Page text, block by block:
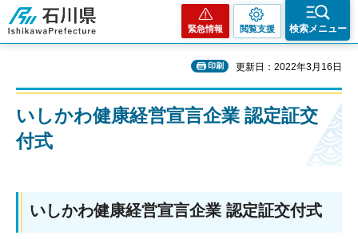
石川県
緊急情報 閲覧支援 検索メニュー
印刷 更新日：2022年3月16日
いしかわ健康経営宣言企業 認定証交
付式
いしかわ健康経営宣言企業 認定証交付式